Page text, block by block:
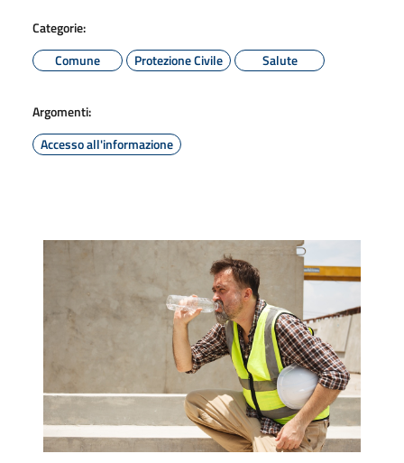
Categorie:
Comune
Protezione Civile Salute
Argomenti:
Accesso all'informazione